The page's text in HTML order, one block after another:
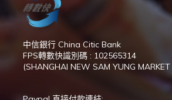
中信銀行 China Citic Bank
FPS轉數快識別碼 : 102565314
(SHANGHAI NEW SAM YUNG MARKET